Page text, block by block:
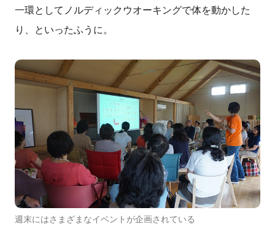
一環としてノルディックウオーキングで体を動かした
り、といったふうに。
週末にはさまざまなイベントが企画されている